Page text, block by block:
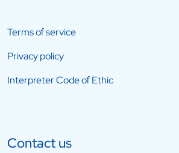
Terms of service
Privacy policy
Interpreter Code of Ethic
Contact us